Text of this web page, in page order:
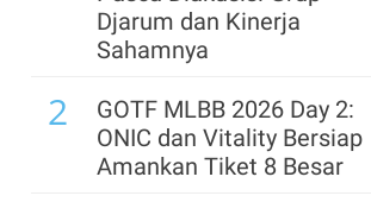
Lampung-1, Satelit AI
Resmi Diluncurkan Dari
China, Apa Manfaatnya?
Djarum dan Kinerja
Sahamnya
2
GOTF MLBB 2026 Day 2:
ONIC dan Vitality Bersiap
Amankan Tiket 8 Besar